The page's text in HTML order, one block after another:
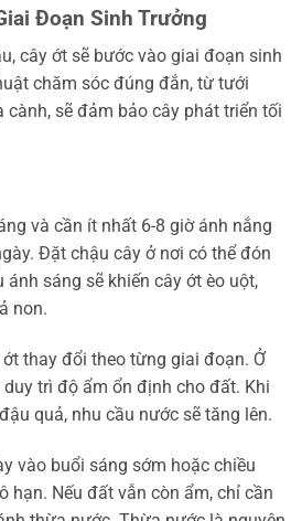
Đoạn Sinh Trưởng
cây ớt sẽ bước vào giai đoạn sinh
chăm sóc đúng đắn, từ tưới
cành, sẽ đảm bảo cây phát triển tối
và cần ít nhất 6-8 giờ ánh nắng
Đặt chậu cây ở nơi có thể đón
ánh sáng sẽ khiến cây ớt èo uột,
non.
thay đổi theo từng giai đoạn. Ở
trì độ ẩm ổn định cho đất. Khi
quả, nhu cầu nước sẽ tăng lên.
vào buổi sáng sớm hoặc chiều
hạn. Nếu đất vẫn còn ẩm, chỉ cần